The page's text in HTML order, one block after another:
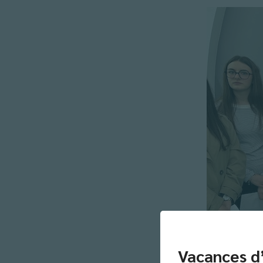
Vacances